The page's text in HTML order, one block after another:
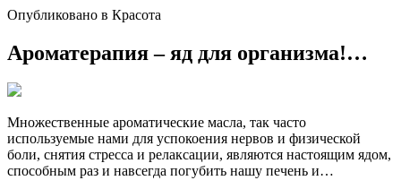
Опубликовано в Красота
Ароматерапия – яд для организма!…
Множественные ароматические масла, так часто
используемые нами для успокоения нервов и физической
боли, снятия стресса и релаксации, являются настоящим ядом,
способным раз и навсегда погубить нашу печень и…